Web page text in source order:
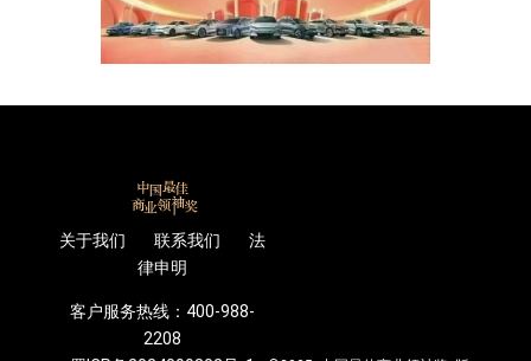
关于我们 联系我们 法
律申明
客户服务热线：400-988-
2208